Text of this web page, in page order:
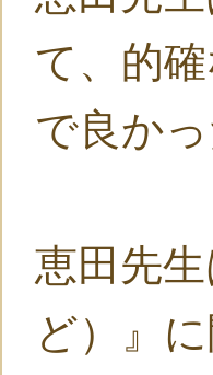
て、的
で良かっ
恵田先
ど）』